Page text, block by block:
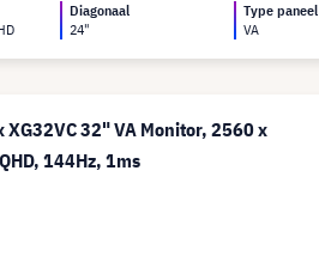
Diagonaal
24"
Type paneel
VA
XG32VC 32" VA Monitor, 2560 x
144Hz, 1ms